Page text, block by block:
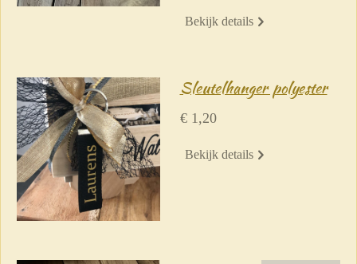
Bekijk details
Sleutelhanger polyester
€ 1,20
Bekijk details